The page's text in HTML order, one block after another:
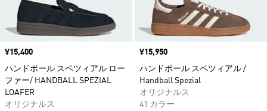
価格
¥15,400
ハンドボール スペツィアル ロー
ファー/ HANDBALL SPEZIAL
LOAFER
オリジナルス
価格
¥15,950
ハンドボール スペツィアル /
Handball Spezial
オリジナルス
41 カラー